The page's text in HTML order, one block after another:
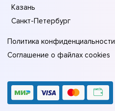
Казань
Санкт-Петербург
Политика конфиденциальности
Соглашение о файлах cookies